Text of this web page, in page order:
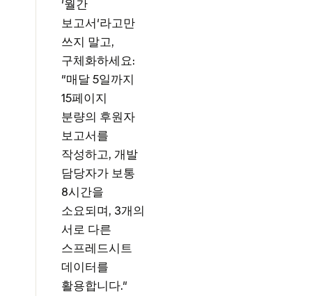
'월간
보고서'라고만
쓰지 말고,
구체화하세요:
"매달 5일까지
15페이지
분량의 후원자
보고서를
작성하고, 개발
담당자가 보통
8시간을
소요되며, 3개의
서로 다른
스프레드시트
데이터를
활용합니다."